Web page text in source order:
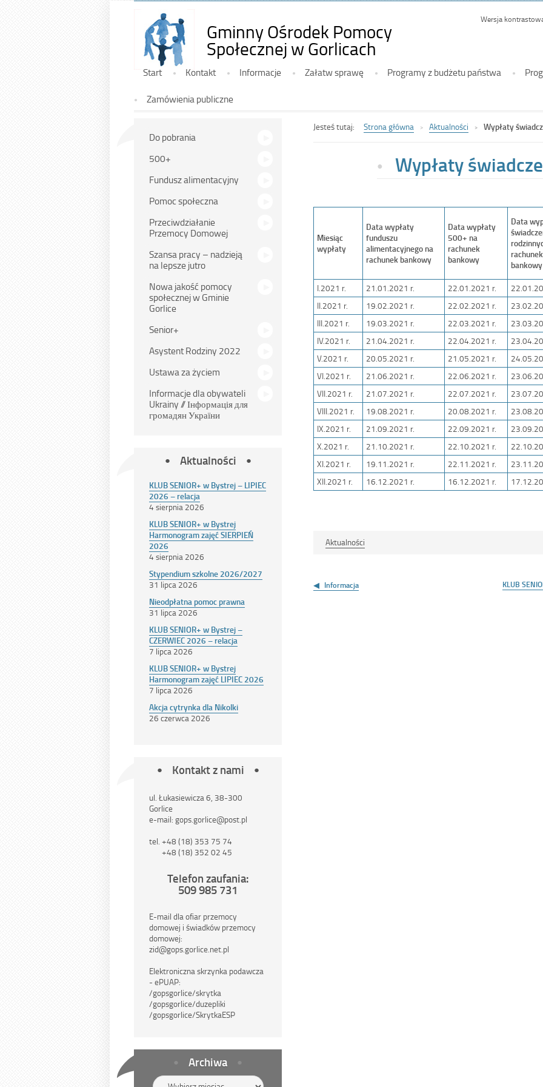
Gminny Ośrodek Pomocy
Społecznej w Gorlicach
Wypłaty
świadczeń
Wersja
Górne
Start Kontakt Informacje Załatw sprawę Programy z budżetu państwa
Zamówienia publiczne
skróty
Do pobrania
500+
Fundusz alimentacyjny
Pomoc społeczna
Przeciwdziałanie
Przemocy Domowej
Szansa pracy – nadzieją
na lepsze jutro
Nowa jakość pomocy
społecznej w Gminie
Gorlice
Senior+
Asystent Rodziny 2022
Ustawa za życiem
Informacje dla obywateli
Ukrainy // Інформація для
громадян України
Aktualności
KLUB SENIOR+ w Bystrej – LIPIEC
2026 – relacja
4 sierpnia 2026
KLUB SENIOR+ w Bystrej
Harmonogram zajęć SIERPIEŃ
2026
4 sierpnia 2026
Stypendium szkolne 2026/2027
31 lipca 2026
Nieodpłatna pomoc prawna
31 lipca 2026
KLUB SENIOR+ w Bystrej –
CZERWIEC 2026 – relacja
7 lipca 2026
KLUB SENIOR+ w Bystrej
Harmonogram zajęć LIPIEC 2026
7 lipca 2026
Akcja cytrynka dla Nikolki
26 czerwca 2026
Kontakt z nami
ul. Łukasiewicza 6, 38-300
Gorlice
e-mail: gops.gorlice@post.pl
tel. +48 (18) 353 75 74
+48 (18) 352 02 45
Telefon zaufania:
509 985 731
E-mail dla ofiar przemocy
domowej i świadków przemocy
domowej:
zid@gops.gorlice.net.pl
Elektroniczna skrzynka podawcza
- ePUAP:
/gopsgorlice/skrytka
/gopsgorlice/duzepliki
/gopsgorlice/SkrytkaESP
Archiwa
Archiwa
Jesteś tutaj: Strona główna Aktualności Wypłaty
Wypłaty
Miesiąc
wypłaty
Data wypłaty
funduszu
alimentacyjnego na
rachunek bankowy
Data wypłaty
500+ na
rachunek
bankowy
Data
rachunek
bankowy
I.2021 r.
21.01.2021 r. 22.01.2021 r.
II.2021 r.
19.02.2021 r. 22.02.2021 r.
III.2021 r.
19.03.2021 r. 22.03.2021 r.
IV.2021 r.
21.04.2021 r. 22.04.2021 r.
V.2021 r.
20.05.2021 r. 21.05.2021 r.
VI.2021 r.
21.06.2021 r. 22.06.2021 r.
VII.2021 r.
21.07.2021 r. 22.07.2021 r.
VIII.2021 r.
19.08.2021 r. 20.08.2021 r.
IX.2021 r.
21.09.2021 r. 22.09.2021 r.
X.2021 r.
21.10.2021 r. 22.10.2021 r.
XI.2021 r.
19.11.2021 r. 22.11.2021 r.
XII.2021 r.
16.12.2021 r. 16.12.2021 r.
Aktualności
wpisu
Informacja KLUB